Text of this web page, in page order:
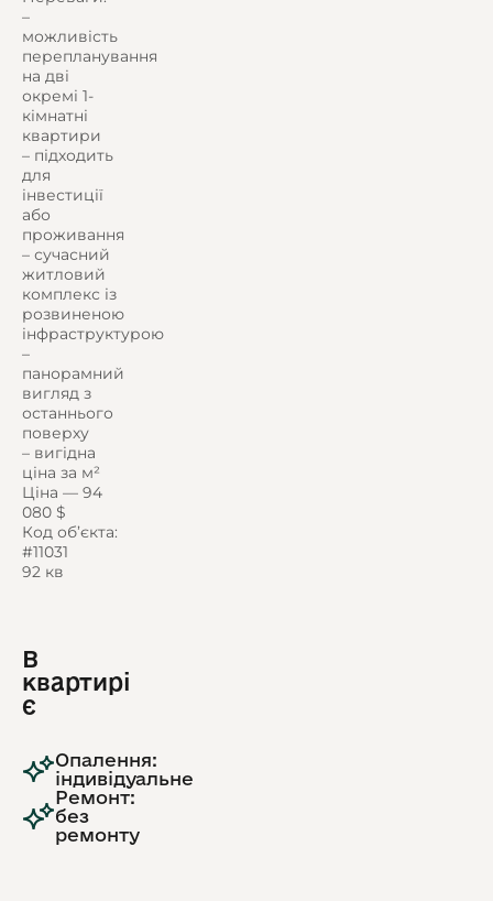
–
можливість
перепланування
на дві
окремі 1-
кімнатні
квартири
– підходить
для
інвестиції
або
проживання
– сучасний
житловий
комплекс із
розвиненою
інфраструктурою
–
панорамний
вигляд з
останнього
поверху
– вигідна
ціна за м²
Ціна — 94
080 $
Код об’єкта:
#11031
92 кв
В
квартирі
є
Опалення:
індивідуальне
Ремонт:
без
ремонту